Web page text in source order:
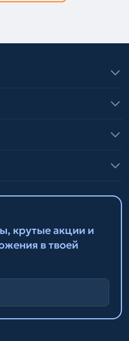
крутые акции и
в твоей